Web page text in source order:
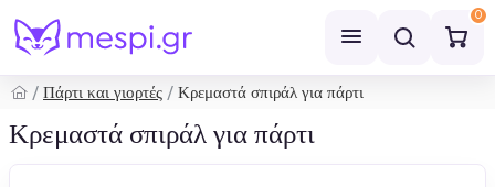
0
Αναζήτηση
Πάρτι και γιορτές Κρεμαστά σπιράλ για πάρτι
Κρεμαστά σπιράλ για πάρτι